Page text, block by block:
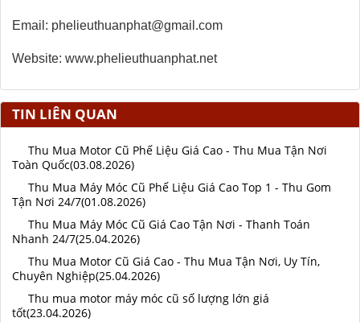
Email: phelieuthuanphat@gmail.com
Website: www.phelieuthuanphat.net
TIN LIÊN QUAN
Thu Mua Motor Cũ Phế Liệu Giá Cao - Thu Mua Tận Nơi
Toàn Quốc(03.08.2026)
Thu Mua Máy Móc Cũ Phế Liệu Giá Cao Top 1 - Thu Gom
Tận Nơi 24/7(01.08.2026)
Thu Mua Máy Móc Cũ Giá Cao Tận Nơi - Thanh Toán
Nhanh 24/7(25.04.2026)
Thu Mua Motor Cũ Giá Cao - Thu Mua Tận Nơi, Uy Tín,
Chuyên Nghiệp(25.04.2026)
Thu mua motor máy móc cũ số lượng lớn giá
tốt(23.04.2026)